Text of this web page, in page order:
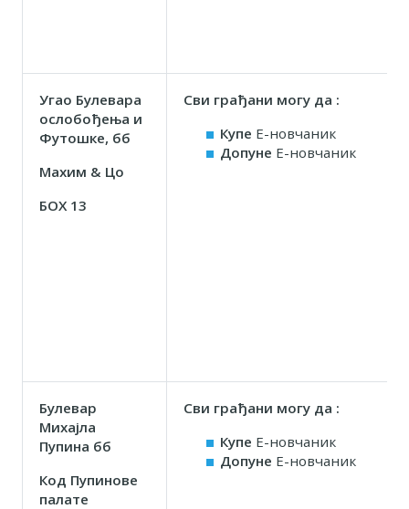
Угао Булевара
ослобођења и
Футошке, бб
Маxим & Цо
БОX 13
Сви грађани могу да :
Купе Е-новчаник
Допуне Е-новчаник
Булевар
Михајла
Пупина бб
Код Пупинове
палате
Сви грађани могу да :
Купе Е-новчаник
Допуне Е-новчаник